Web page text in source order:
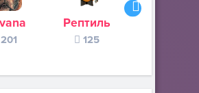
201
Рептиль
125